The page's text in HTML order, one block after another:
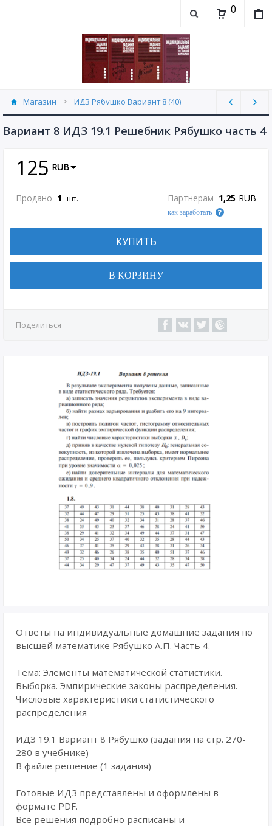
0
Магазин ИДЗ Рябушко Вариант 8 (40)
Вариант 8 ИДЗ 19.1 Решебник Рябушко часть 4
125 RUB
Продано 1 шт. Партнерам 1,25 RUB
как заработать
КУПИТЬ
В КОРЗИНУ
Поделиться
Ответы на индивидуальные домашние задания по
высшей математике Рябушко А.П. Часть 4.
Тема: Элементы математической статистики.
Выборка. Эмпирические законы распределения.
Числовые характеристики статистического
распределения
ИДЗ 19.1 Вариант 8 Рябушко (задания на стр. 270-
280 в учебнике)
В файле решение (1 задания)
Готовые ИДЗ представлены и оформлены в
формате PDF.
Все решения подробно расписаны и